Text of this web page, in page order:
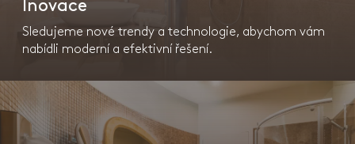
Inovace
Sledujeme nové trendy a technologie, abychom vám
nabídli moderní a efektivní řešení.